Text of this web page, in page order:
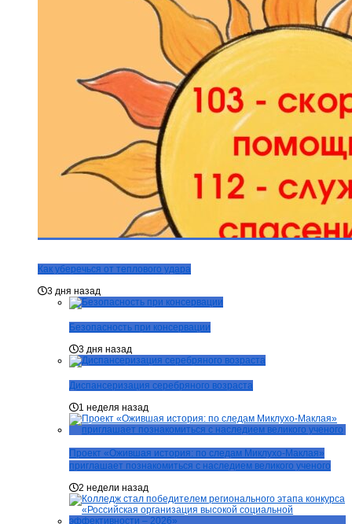
Как уберечься от теплового удара
3 дня назад
Безопасность при консервации
3 дня назад
Диспансеризация серебряного возраста
1 неделя назад
Проект «Ожившая история: по следам Миклухо-Маклая»
приглашает познакомиться с наследием великого ученого
2 недели назад